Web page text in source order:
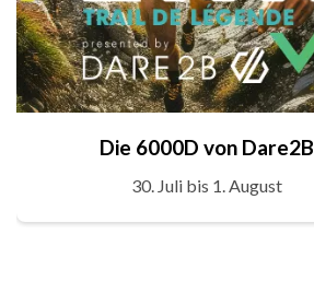
Die 6000D von Dare2B
30. Juli bis 1. August